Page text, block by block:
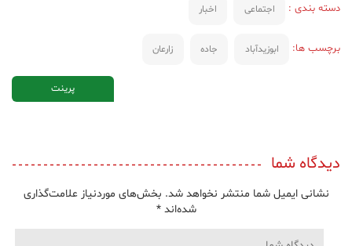
دسته بندی : اجتماعی اخبار
برچسب ها: ابوزیدآباد جاده زارعان
پرینت
دیدگاه شما
نشانی ایمیل شما منتشر نخواهد شد. بخش‌های موردنیاز علامت‌گذاری
شده‌اند*